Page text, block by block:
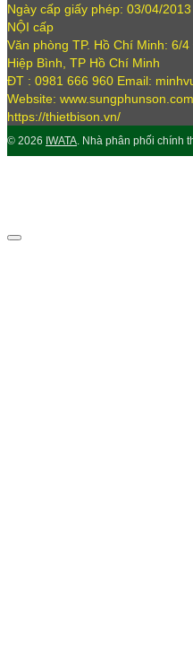
Ngày cấp giấy phép: 03/04/
NỘI cấp
Văn phòng TP. Hồ Chí Minh: 6/
Hiệp Bình, TP Hồ Chí Minh
ĐT : 0981 666 960 Email:
Website:
https://thietbison.vn/
© 2026 IWATA. Nhà phân phối chính